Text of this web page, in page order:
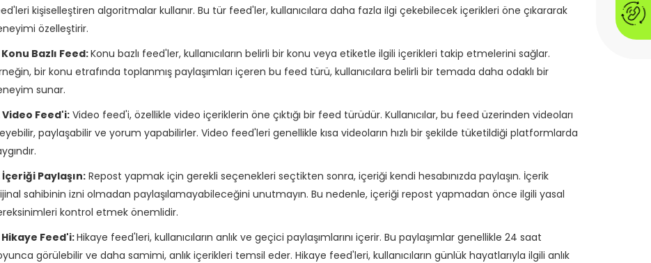
kişiselleştiren algoritmalar kullanır. Bu tür feed'ler, kullanıcılara daha fazla ilgi çekebilecek içerikleri öne çıkararak
özelleştirir.
Konu Bazlı Feed:Konu bazlı feed'ler, kullanıcıların belirli bir konu veya etiketle ilgili içerikleri takip etmelerini sağlar.
bir konu etrafında toplanmış paylaşımları içeren bu feed türü, kullanıcılara belirli bir temada daha odaklı bir
sunar.
Video Feed'i:Video feed'i, özellikle video içeriklerin öne çıktığı bir feed türüdür. Kullanıcılar, bu feed üzerinden videoları
paylaşabilir ve yorum yapabilirler. Video feed'leri genellikle kısa videoların hızlı bir şekilde tüketildiği platformlarda
İçeriği Paylaşın:Repost yapmak için gerekli seçenekleri seçtikten sonra, içeriği kendi hesabınızda paylaşın. İçerik
sahibinin izni olmadan paylaşılamayabileceğini unutmayın. Bu nedenle, içeriği repost yapmadan önce ilgili yasal
kontrol etmek önemlidir.
Hikaye Feed'i:Hikaye feed'leri, kullanıcıların anlık ve geçici paylaşımlarını içerir. Bu paylaşımlar genellikle 24 saat
görülebilir ve daha samimi, anlık içerikleri temsil eder. Hikaye feed'leri, kullanıcıların günlük hayatlarıyla ilgili anlık